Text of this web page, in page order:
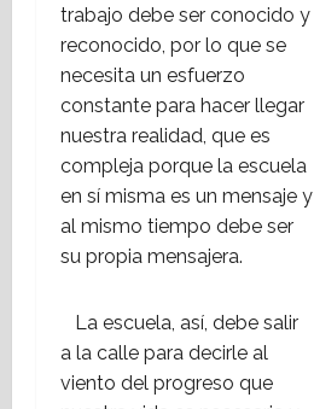
trabajo debe ser conocido y
reconocido, por lo que se
necesita un esfuerzo
constante para hacer llegar
nuestra realidad, que es
compleja porque la escuela
en sí misma es un mensaje y
al mismo tiempo debe ser
su propia mensajera.
La escuela, así, debe salir
a la calle para decirle al
viento del progreso que